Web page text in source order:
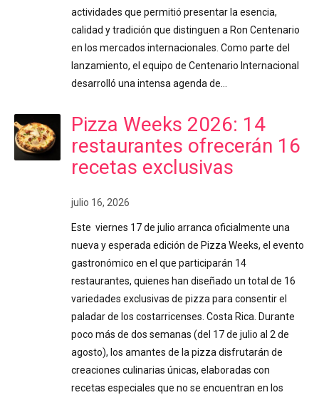
actividades que permitió presentar la esencia,
calidad y tradición que distinguen a Ron Centenario
en los mercados internacionales. Como parte del
lanzamiento, el equipo de Centenario Internacional
desarrolló una intensa agenda de…
Pizza Weeks 2026: 14
restaurantes ofrecerán 16
recetas exclusivas
julio 16, 2026
Este viernes 17 de julio arranca oficialmente una
nueva y esperada edición de Pizza Weeks, el evento
gastronómico en el que participarán 14
restaurantes, quienes han diseñado un total de 16
variedades exclusivas de pizza para consentir el
paladar de los costarricenses. Costa Rica. Durante
poco más de dos semanas (del 17 de julio al 2 de
agosto), los amantes de la pizza disfrutarán de
creaciones culinarias únicas, elaboradas con
recetas especiales que no se encuentran en los